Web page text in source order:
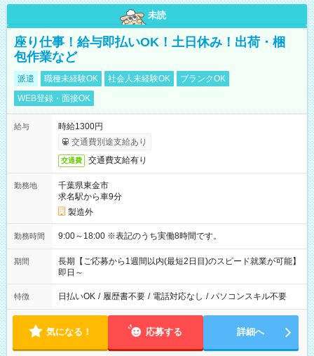
未読
座り仕事！給与即払いOK！土日休み！出荷・梱
包作業など
派遣 職種未経験OK 社会人未経験OK
ブランクOK
WEB登録・面接OK
給与
時給1300円
交通費別途支給あり
交通費 交通費支給有り
勤務地
千葉県東金市
求名駅から車9分
製造外
勤務時間 9:00～18:00 ※表記のうち実働8時間です。
期間
長期【ご応募から1週間以内(最短2日目)のスピード就業が可能】
即日～
特徴 日払いOK / 履歴書不要 / 電話対応なし / パソコンスキル不要
気になる！ 応募する 詳細へ